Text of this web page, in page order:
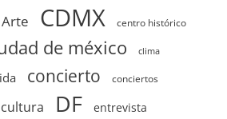
Arte CDMX centro histórico
de méxico clima
concierto conciertos
cultura DF entrevista